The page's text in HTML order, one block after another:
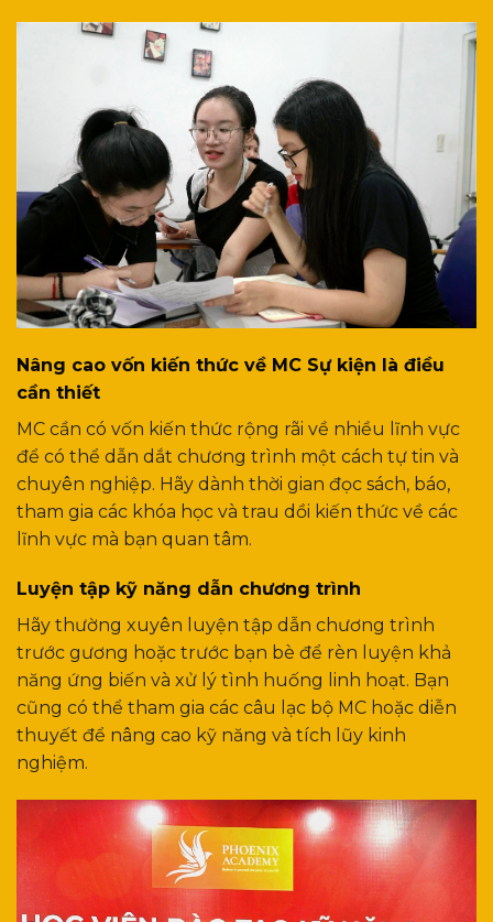
Nâng cao vốn kiến thức về MC Sự kiện là điều
cần thiết
MC cần có vốn kiến thức rộng rãi về nhiều lĩnh vực
để có thể dẫn dắt chương trình một cách tự tin và
chuyên nghiệp. Hãy dành thời gian đọc sách, báo,
tham gia các khóa học và trau dồi kiến thức về các
lĩnh vực mà bạn quan tâm.
Luyện tập kỹ năng dẫn chương trình
Hãy thường xuyên luyện tập dẫn chương trình
trước gương hoặc trước bạn bè để rèn luyện khả
năng ứng biến và xử lý tình huống linh hoạt. Bạn
cũng có thể tham gia các câu lạc bộ MC hoặc diễn
thuyết để nâng cao kỹ năng và tích lũy kinh
nghiệm.